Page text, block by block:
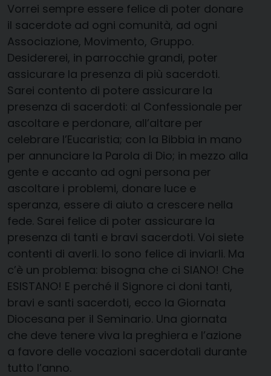
Vorrei sempre essere felice di poter donare
il sacerdote ad ogni comunità, ad ogni
Associazione, Movimento, Gruppo.
Desidererei, in parrocchie grandi, poter
assicurare la presenza di più sacerdoti.
Sarei contento di potere assicurare la
presenza di sacerdoti: al Confessionale per
ascoltare e perdonare, all’altare per
celebrare l’Eucaristia; con la Bibbia in mano
per annunciare la Parola di Dio; in mezzo alla
gente e accanto ad ogni persona per
ascoltare i problemi, donare luce e
speranza, essere di aiuto a crescere nella
fede. Sarei felice di poter assicurare la
presenza di tanti e bravi sacerdoti. Voi siete
contenti di averli. Io sono felice di inviarli. Ma
c’è un problema: bisogna che ci SIANO! Che
ESISTANO! E perché il Signore ci doni tanti,
bravi e santi sacerdoti, ecco la Giornata
Diocesana per il Seminario. Una giornata
che deve tenere viva la preghiera e l’azione
a favore delle vocazioni sacerdotali durante
tutto l’anno.